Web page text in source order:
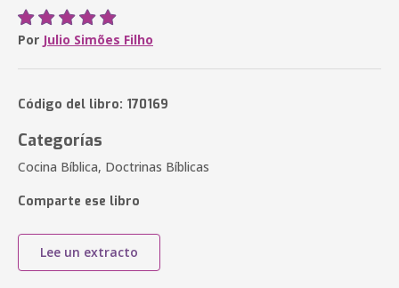
Por Julio Simões Filho
Código del libro: 170169
Categorías
Cocina Bíblica, Doctrinas Bíblicas
Comparte ese libro
Lee un extracto